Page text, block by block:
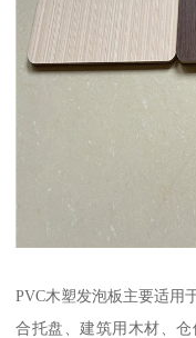
PVC木塑发泡板主要适用
合托盘、建筑用木材、